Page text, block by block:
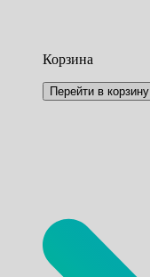
Корзина
Перейти в корзину